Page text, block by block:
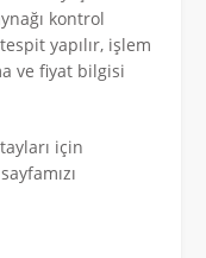
kontrol
yapılır, işlem
ve fiyat bilgisi
için
sayfamızı